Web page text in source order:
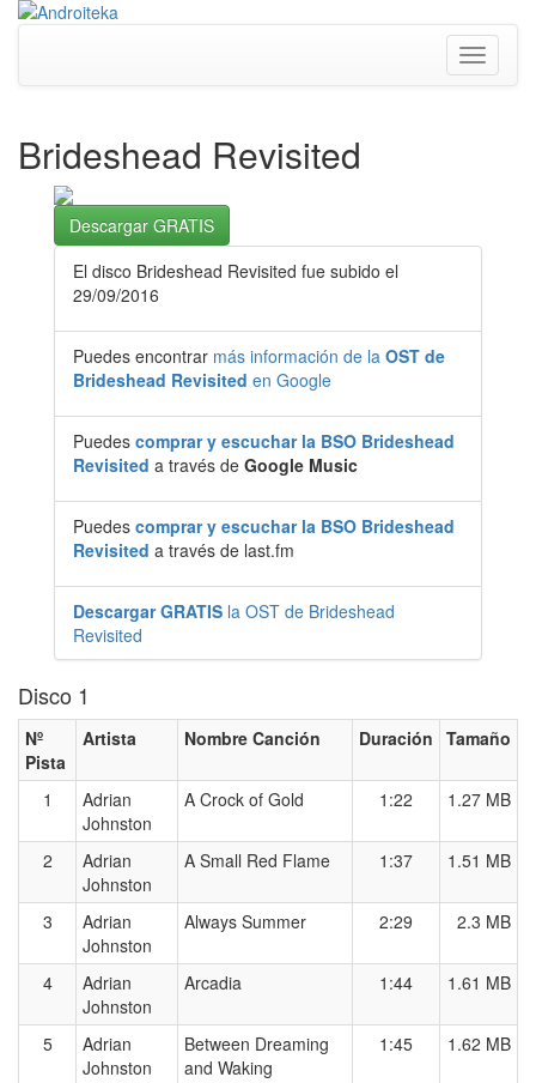
Toggle
Brideshead Revisited
Descargar GRATIS
El disco Brideshead Revisited fue subido el
29/09/2016
Puedes encontrar más información de la OST de
Brideshead Revisited en Google
Puedes comprar y escuchar la BSO Brideshead
Revisited a través de Google Music
Puedes comprar y escuchar la BSO Brideshead
Revisited a través de last.fm
Descargar GRATIS la OST de Brideshead
Revisited
Disco 1
Nº
Pista
Artista Nombre Canción Duración Tamaño
1
Adrian
Johnston
A Crock of Gold 1:22 1.27 MB
2
Adrian
Johnston
A Small Red Flame 1:37 1.51 MB
3
Adrian
Johnston
Always Summer 2:29 2.3 MB
4
Adrian
Johnston
Arcadia 1:44 1.61 MB
5
Adrian
Johnston
Between Dreaming
and Waking
1:45 1.62 MB